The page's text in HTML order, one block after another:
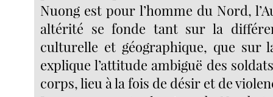
Nuong est pour l’homme du Nord,
altérité se fonde tant sur la
culturelle et géographique, que sur
explique l’attitude ambiguë des
corps, lieu à la fois de désir et de